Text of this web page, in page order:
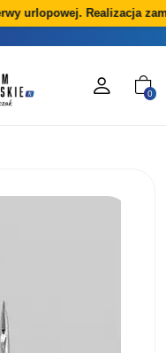
urlopowej. Realizacja
0